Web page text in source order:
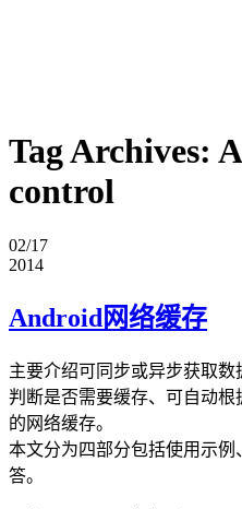
Tag Archives:
control
02/17
2014
Android网络缓存
主要介绍可同步或异步获取
判断是否需要缓存、可自动
的网络缓存。
本文分为四部分包括使用示
答。